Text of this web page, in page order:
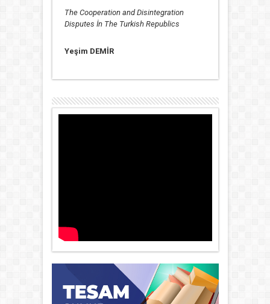
The Cooperation and Disintegration
Disputes İn The Turkish Republics
Yeşim DEMİR